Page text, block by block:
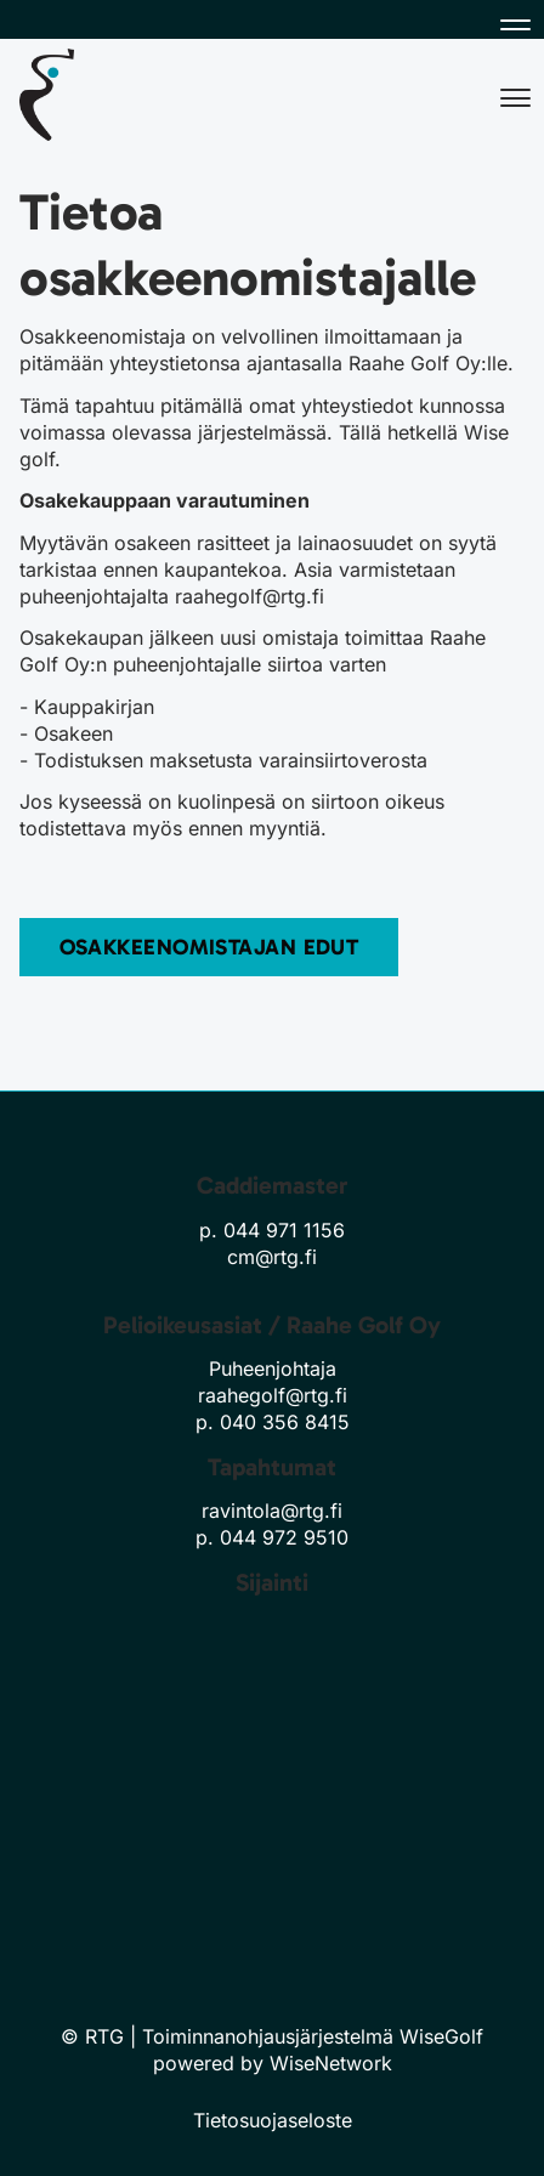
Tietoa
osakkeenomistajalle
Osakkeenomistaja on velvollinen ilmoittamaan ja
pitämään yhteystietonsa ajantasalla Raahe Golf Oy:lle.
Tämä tapahtuu pitämällä omat yhteystiedot kunnossa
voimassa olevassa järjestelmässä. Tällä hetkellä Wise
golf.
Osakekauppaan varautuminen
Myytävän osakeen rasitteet ja lainaosuudet on syytä
tarkistaa ennen kaupantekoa. Asia varmistetaan
puheenjohtajalta raahegolf@rtg.fi
Osakekaupan jälkeen uusi omistaja toimittaa Raahe
Golf Oy:n puheenjohtajalle siirtoa varten
- Kauppakirjan
- Osakeen
- Todistuksen maksetusta varainsiirtoverosta
Jos kyseessä on kuolinpesä on siirtoon oikeus
todistettava myös ennen myyntiä.
OSAKKEENOMISTAJAN EDUT
Caddiemaster
p. 044 971 1156
cm@rtg.fi
Pelioikeusasiat / Raahe Golf Oy
Puheenjohtaja
raahegolf@rtg.fi
p. 040 356 8415
Tapahtumat
ravintola@rtg.fi
p. 044 972 9510
Sijainti
© RTG | Toiminnanohjausjärjestelmä WiseGolf
powered by WiseNetwork
Tietosuojaseloste